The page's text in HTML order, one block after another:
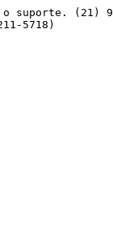
(21)
5718)